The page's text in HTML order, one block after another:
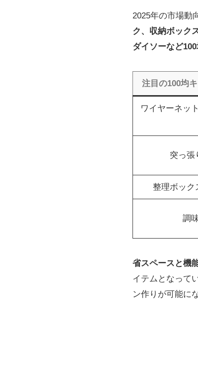
2025年の市場動
ク、収納ボック
ダイソーなど
注目の100均
ワイヤーネッ
突っ張
整理ボック
調
省スペースと機
イテムとなって
ン作りが可能に